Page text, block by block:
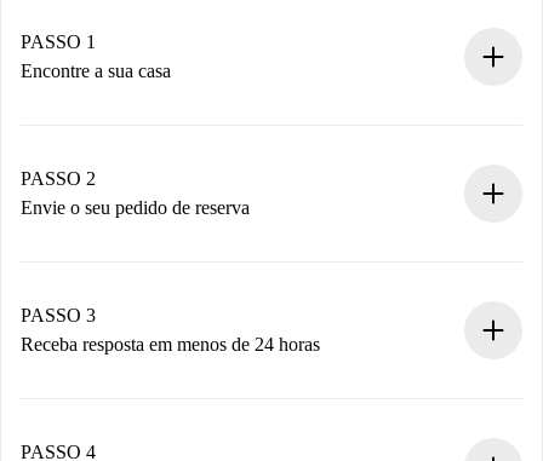
PASSO 1
Encontre a sua casa
Você tem todas as informações necessárias
antecipadamente.
PASSO 2
Envie o seu pedido de reserva
Não cobramos nada até que o proprietário confirme.
PASSO 3
Receba resposta em menos de 24 horas
proprietário.
PASSO 4